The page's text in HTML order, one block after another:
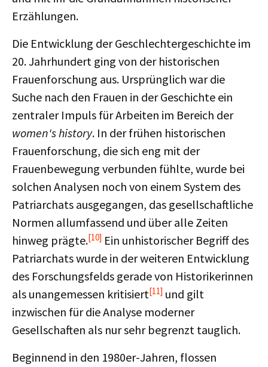
Erzählungen.
Die Entwicklung der Geschlechtergeschichte im
20. Jahrhundert ging von der historischen
Frauenforschung aus. Ursprünglich war die
Suche nach den Frauen in der Geschichte ein
zentraler Impuls für Arbeiten im Bereich der
women's history. In der frühen historischen
Frauenforschung, die sich eng mit der
Frauenbewegung verbunden fühlte, wurde bei
solchen Analysen noch von einem System des
Patriarchats ausgegangen, das gesellschaftliche
Normen allumfassend und über alle Zeiten
hinweg prägte.[10] Ein unhistorischer Begriff des
Patriarchats wurde in der weiteren Entwicklung
des Forschungsfelds gerade von Historikerinnen
als unangemessen kritisiert[11] und gilt
inzwischen für die Analyse moderner
Gesellschaften als nur sehr begrenzt tauglich.
Beginnend in den 1980er-Jahren, flossen